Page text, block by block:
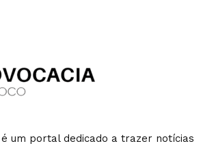
é um portal dedicado a trazer notícias